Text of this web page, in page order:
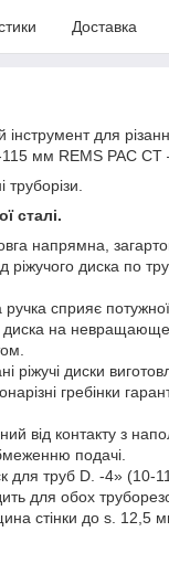
Доставка
інструмент для
мм REMS РАС СТ —
сталі.
напрямна,
ріжучого диска по
сприяє
на
ріжучі диски
гребінки
від контакту з
подачі.
для труб D. -4» (10-
для обох
стінки до s. 12,5